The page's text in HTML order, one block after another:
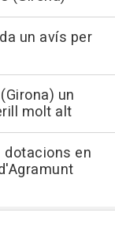
un avís per
un
molt alt
dotacions en